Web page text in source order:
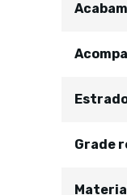
Grade